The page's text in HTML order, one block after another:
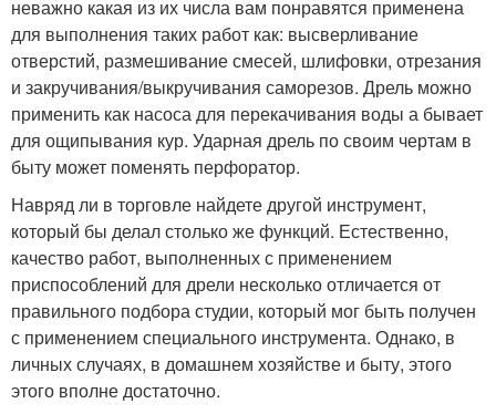
неважно какая из их числа вам понравятся применена
для выполнения таких работ как: высверливание
отверстий, размешивание смесей, шлифовки, отрезания
и закручивания/выкручивания саморезов. Дрель можно
применить как насоса для перекачивания воды а бывает
для ощипывания кур. Ударная дрель по своим чертам в
быту может поменять перфоратор.
Навряд ли в торговле найдете другой инструмент,
который бы делал столько же функций. Естественно,
качество работ, выполненных с применением
приспособлений для дрели несколько отличается от
правильного подбора студии, который мог быть получен
с применением специального инструмента. Однако, в
личных случаях, в домашнем хозяйстве и быту, этого
этого вполне достаточно.